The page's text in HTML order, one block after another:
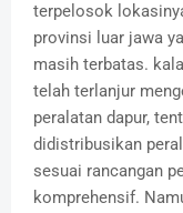
terpelosok
provinsi luar jawa
masih terbatas.
telah terlanjur
peralatan dapur,
didistribusikan
sesuai rancangan
komprehensif.